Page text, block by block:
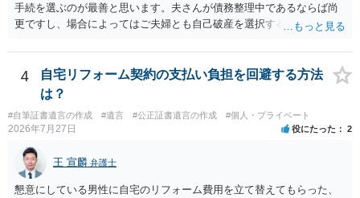
手続を選ぶのが最善と思います。夫さんが債務整理中であるならば尚
更ですし、場合によってはご夫婦とも自己破産を選択する方法もある
4
自宅リフォーム契約の支払い負担を回避する方法
は？
#自筆証書遺言の作成 #遺言 #公正証書遺言の作成 #個人・プライベート
2026年7月27日 役にたった 2
王 宣麟 弁護士
懇意にしている男性に自宅のリフォーム費用を立て替えてもらった、